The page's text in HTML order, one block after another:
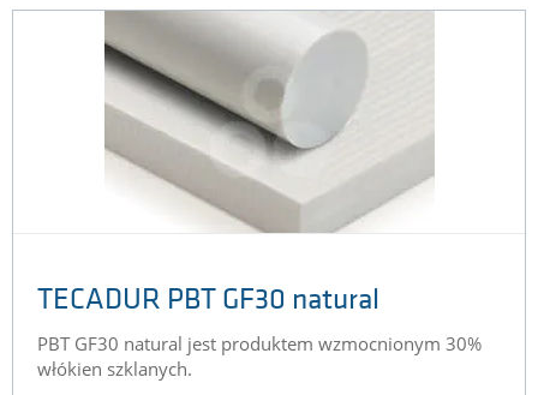
TECADUR PBT GF30 natural
PBT GF30 natural jest produktem wzmocnionym 30%
włókien szklanych.